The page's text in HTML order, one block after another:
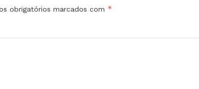
obrigatórios marcados com *